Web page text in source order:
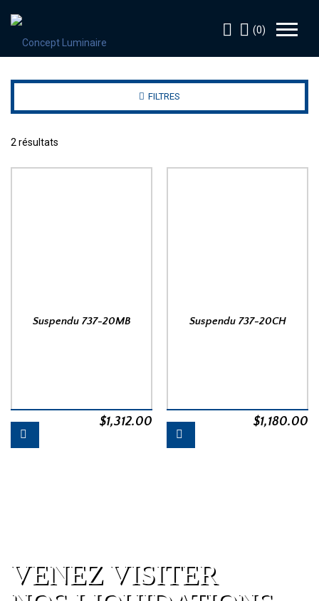
(0)
FILTRES
2 résultats
Suspendu 737-20MB
$1,312.00
Suspendu 737-20CH
$1,180.00
VENEZ VISITER